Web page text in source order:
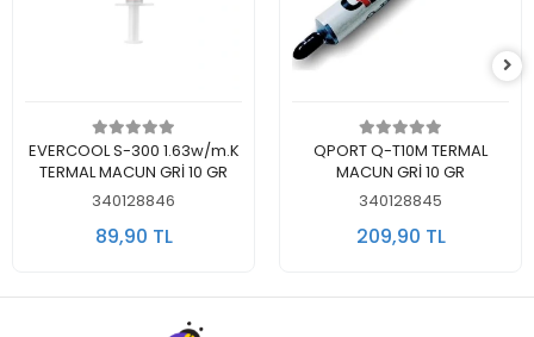
Sepete Ekle
EVERCOOL S-300 1.63w/m.K
TERMAL MACUN GRİ 10 GR
340128846
89,90 TL
Sepete Ekle
QPORT Q-T10M TERMAL
MACUN GRİ 10 GR
340128845
209,90 TL